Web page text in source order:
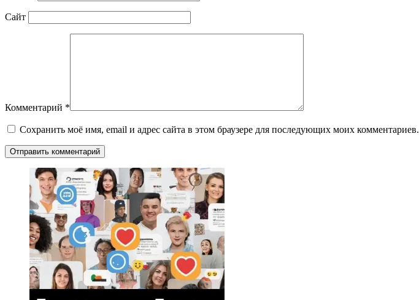
Сайт
Комментарий *
Сохранить моё имя, email и адрес сайта в этом браузере для последующих моих комментариев.